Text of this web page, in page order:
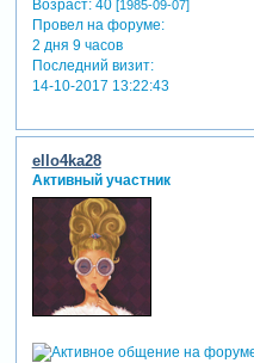
Возраст:40 [1985-09-07]
Провел на форуме:
2 дня 9 часов
Последний визит:
14-10-2017 13:22:43
ello4ka28
Активный участник